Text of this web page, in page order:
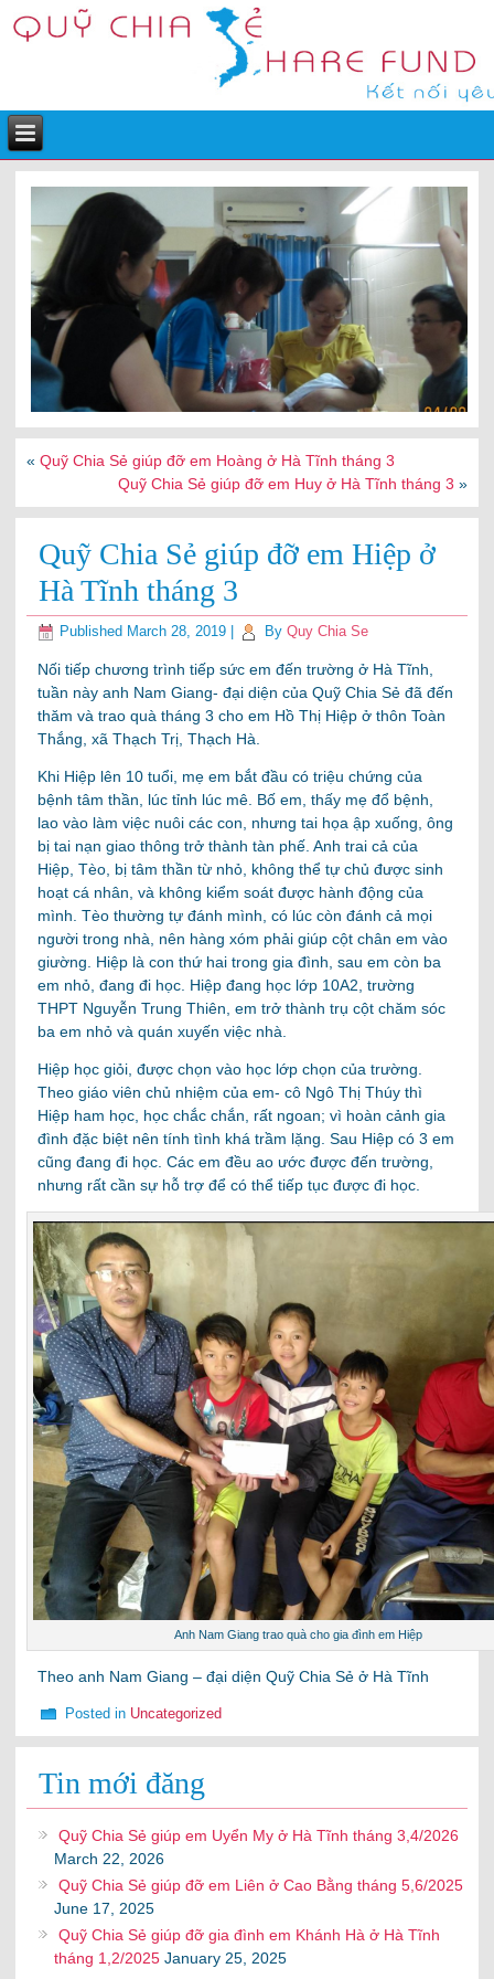
«Quỹ Chia Sẻ giúp đỡ em Hoàng ở Hà Tĩnh tháng 3
Quỹ Chia Sẻ giúp đỡ em Huy ở Hà Tĩnh tháng 3 »
Quỹ Chia Sẻ giúp đỡ em Hiệp ở
Hà Tĩnh tháng 3
Published March 28, 2019 By Quy Chia Se
Nối tiếp chương trình tiếp sức em đến trường ở Hà Tĩnh,
tuần này anh Nam Giang- đại diện của Quỹ Chia Sẻ đã đến
thăm và trao quà tháng 3 cho em Hồ Thị Hiệp ở thôn Toàn
Thắng, xã Thạch Trị, Thạch Hà.
Khi Hiệp lên 10 tuổi, mẹ em bắt đầu có triệu chứng của
bệnh tâm thần, lúc tỉnh lúc mê. Bố em, thấy mẹ đổ bệnh,
lao vào làm việc nuôi các con, nhưng tai họa ập xuống, ông
bị tai nạn giao thông trở thành tàn phế. Anh trai cả của
Hiệp, Tèo, bị tâm thần từ nhỏ, không thể tự chủ được sinh
hoạt cá nhân, và không kiểm soát được hành động của
mình. Tèo thường tự đánh mình, có lúc còn đánh cả mọi
người trong nhà, nên hàng xóm phải giúp cột chân em vào
giường. Hiệp là con thứ hai trong gia đình, sau em còn ba
em nhỏ, đang đi học. Hiệp đang học lớp 10A2, trường
THPT Nguyễn Trung Thiên, em trở thành trụ cột chăm sóc
ba em nhỏ và quán xuyến việc nhà.
Hiệp học giỏi, được chọn vào học lớp chọn của trường.
Theo giáo viên chủ nhiệm của em- cô Ngô Thị Thúy thì
Hiệp ham học, học chắc chắn, rất ngoan; vì hoàn cảnh gia
đình đặc biệt nên tính tình khá trầm lặng. Sau Hiệp có 3 em
cũng đang đi học. Các em đều ao ước được đến trường,
nhưng rất cần sự hỗ trợ để có thể tiếp tục được đi học.
Anh Nam Giang trao quà cho gia đình em Hiệp
Theo anh Nam Giang – đại diện Quỹ Chia Sẻ ở Hà Tĩnh
Posted in Uncategorized
Tin mới đăng
Quỹ Chia Sẻ giúp em Uyển My ở Hà Tĩnh tháng 3,4/2026
March 22, 2026
Quỹ Chia Sẻ giúp đỡ em Liên ở Cao Bằng tháng 5,6/2025
June 17, 2025
Quỹ Chia Sẻ giúp đỡ gia đình em Khánh Hà ở Hà Tĩnh
tháng 1,2/2025 January 25, 2025